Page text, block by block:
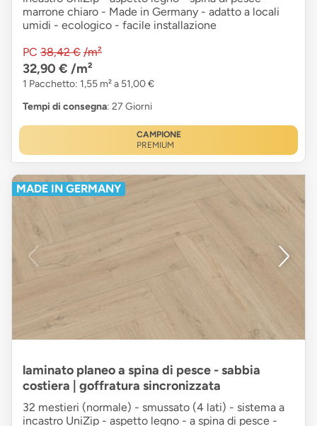
marrone chiaro - Made in Germany - adatto a locali
umidi - ecologico - facile installazione
PC 38,42 € /m²
32,90 € /m²
1 Pacchetto: 1,55 m² a 51,00 €
Tempi di consegna: 27 Giorni
CAMPIONE
PREMIUM
MADE IN GERMANY
laminato planeo a spina di pesce - sabbia
costiera | goffratura sincronizzata
32 mestieri (normale) - smussato (4 lati) - sistema a
incastro UniZip - aspetto legno - a spina di pesce -